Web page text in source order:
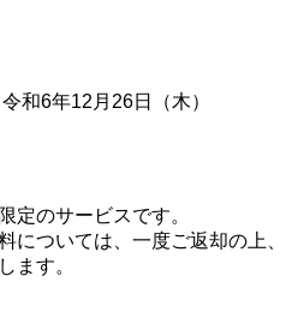
6年12月26日（木）
のサービスです。
ついては、一度ご返却の上、
ます。